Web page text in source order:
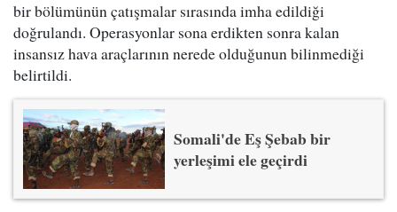
bir bölümünün çatışmalar sırasında imha edildiği
doğrulandı. Operasyonlar sona erdikten sonra kalan
insansız hava araçlarının nerede olduğunun bilinmediği
belirtildi.
Somali'de Eş Şebab bir
yerleşimi ele geçirdi